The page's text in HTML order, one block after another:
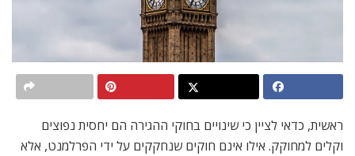
ראשית, כדאי לציין כי שינויים בחוקי ההגירה הם יחסית נפוצים
וקלים למחוקק. אילו אינם חוקים שנחקקים על ידי הפרלמנט, אלא